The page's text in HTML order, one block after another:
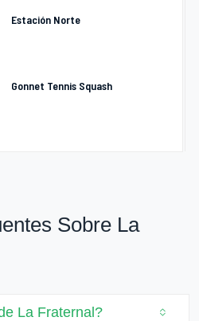
Estación Norte
Gonnet Tennis Squash
Sobre La
La Fraternal?